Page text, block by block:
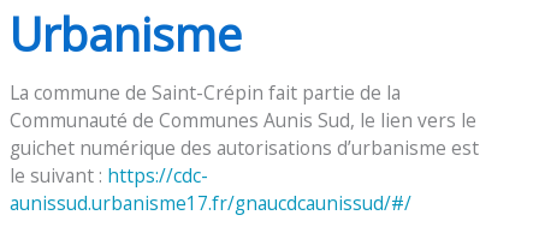
Urbanisme
La commune de Saint-Crépin fait partie de la
Communauté de Communes Aunis Sud, le lien vers le
guichet numérique des autorisations d’urbanisme est
le suivant : https://cdc-
aunissud.urbanisme17.fr/gnaucdcaunissud/#/